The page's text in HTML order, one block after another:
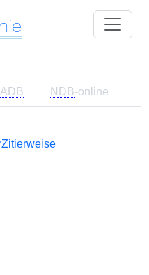
ADB NDB-online
Zitierweise